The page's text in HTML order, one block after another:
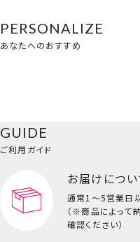
PERSONALIZE
あなたへのおすすめ
GUIDE
ご利用ガイド
お届けについ
通常1～5営業日
（※商品によって
確認ください）